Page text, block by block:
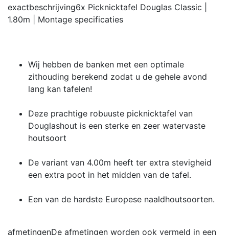
exactbeschrijving6x Picknicktafel Douglas Classic |
1.80m | Montage specificaties
Wij hebben de banken met een optimale
zithouding berekend zodat u de gehele avond
lang kan tafelen!
Deze prachtige robuuste picknicktafel van
Douglashout is een sterke en zeer watervaste
houtsoort
De variant van 4.00m heeft ter extra stevigheid
een extra poot in het midden van de tafel.
Een van de hardste Europese naaldhoutsoorten.
afmetingenDe afmetingen worden ook vermeld in een